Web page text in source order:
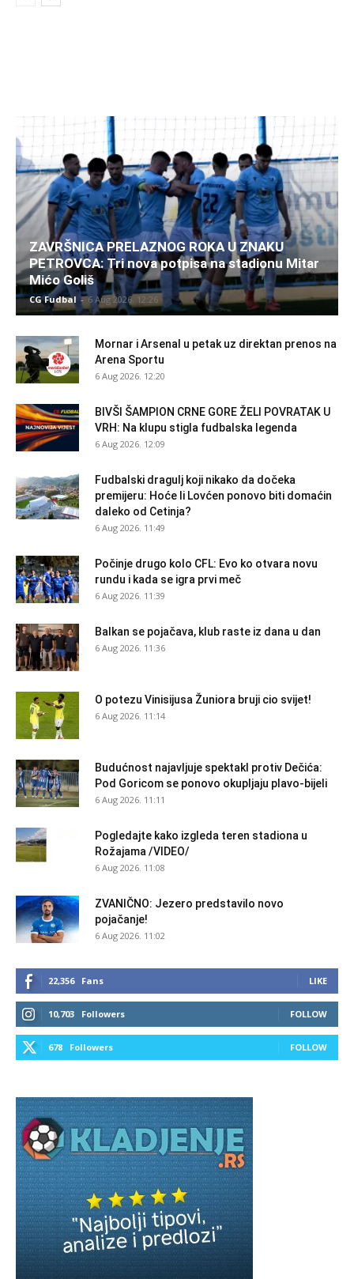
ZAVRŠNICA PRELAZNOG ROKA U ZNAKU
PETROVCA: Tri nova potpisa na stadionu Mitar
Mićo Goliš
CG Fudbal - 6 Aug 2026. 12:26
Mornar i Arsenal u petak uz direktan prenos na
Arena Sportu
6 Aug 2026. 12:20
BIVŠI ŠAMPION CRNE GORE ŽELI POVRATAK U
VRH: Na klupu stigla fudbalska legenda
6 Aug 2026. 12:09
Fudbalski dragulj koji nikako da dočeka
premijeru: Hoće li Lovćen ponovo biti domaćin
daleko od Cetinja?
6 Aug 2026. 11:49
Počinje drugo kolo CFL: Evo ko otvara novu
rundu i kada se igra prvi meč
6 Aug 2026. 11:39
Balkan se pojačava, klub raste iz dana u dan
6 Aug 2026. 11:36
O potezu Vinisijusa Žuniora bruji cio svijet!
6 Aug 2026. 11:14
Budućnost najavljuje spektakl protiv Dečića:
Pod Goricom se ponovo okupljaju plavo-bijeli
6 Aug 2026. 11:11
Pogledajte kako izgleda teren stadiona u
Rožajama /VIDEO/
6 Aug 2026. 11:08
ZVANIČNO: Jezero predstavilo novo
pojačanje!
6 Aug 2026. 11:02
22,356 Fans LIKE
10,703 Followers FOLLOW
678 Followers FOLLOW